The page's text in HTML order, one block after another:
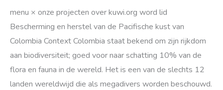
menu × onze projecten over kuwi.org word lid
Bescherming en herstel van de Pacifische kust van
Colombia Context Colombia staat bekend om zijn rijkdom
aan biodiversiteit; goed voor naar schatting 10% van de
flora en fauna in de wereld. Het is een van de slechts 12
landen wereldwijd die als megadivers worden beschouwd.